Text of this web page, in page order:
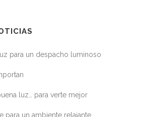
para un despacho luminoso
luz… para verte mejor
para un ambiente relajante